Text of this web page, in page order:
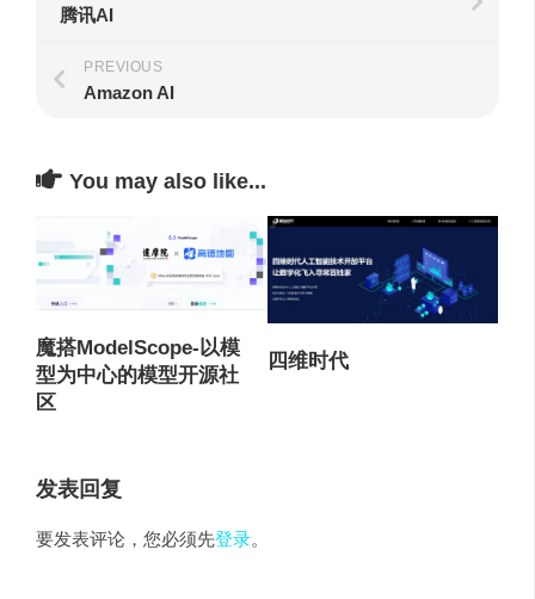
腾讯AI
PREVIOUS
Amazon AI
You may also like...
魔搭ModelScope-以模
型为中心的模型开源社
区
四维时代
发表回复
要发表评论，您必须先登录。